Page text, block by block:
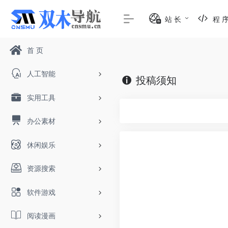
首 页
人工智能
实用工具
办公素材
休闲娱乐
资源搜索
软件游戏
阅读漫画
站 长 程
投稿须知